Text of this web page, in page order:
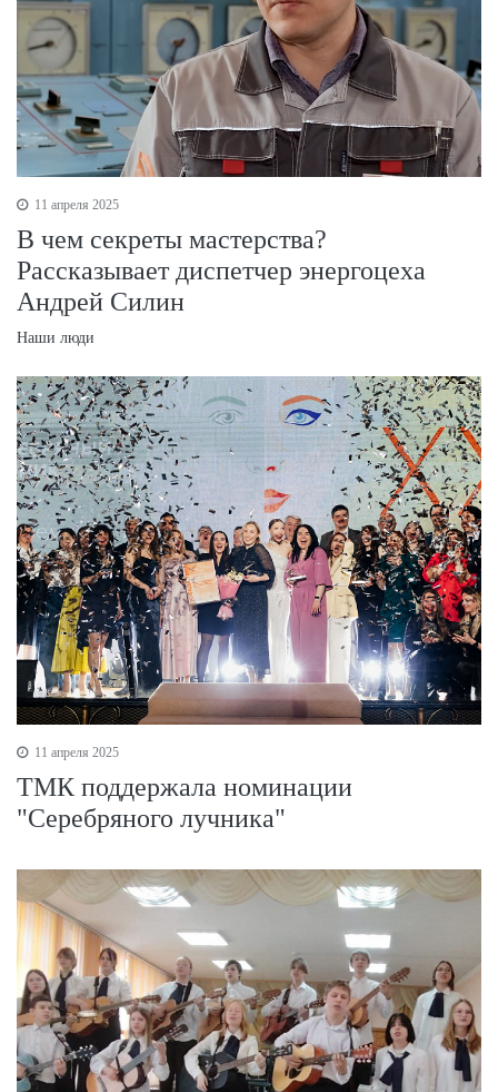
11 апреля 2025
В чем секреты мастерства?
Рассказывает диспетчер энергоцеха
Андрей Силин
Наши люди
11 апреля 2025
ТМК поддержала номинации
"Серебряного лучника"